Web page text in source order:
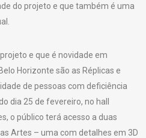
do projeto e que também é uma
e que é novidade em
Horizonte são as Réplicas e
de pessoas com deficiência
dia 25 de fevereiro, no hall
o público terá acesso a duas
Artes – uma com detalhes em 3D